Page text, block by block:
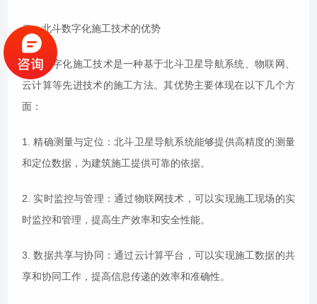
二、北斗数字化施工技术的优势
北斗数字化施工技术是一种基于北斗卫星导航系统、物联网、
云计算等先进技术的施工方法。其优势主要体现在以下几个方
面：
1. 精确测量与定位：北斗卫星导航系统能够提供高精度的测量
和定位数据，为建筑施工提供可靠的依据。
2. 实时监控与管理：通过物联网技术，可以实现施工现场的实
时监控和管理，提高生产效率和安全性能。
3. 数据共享与协同：通过云计算平台，可以实现施工数据的共
享和协同工作，提高信息传递的效率和准确性。